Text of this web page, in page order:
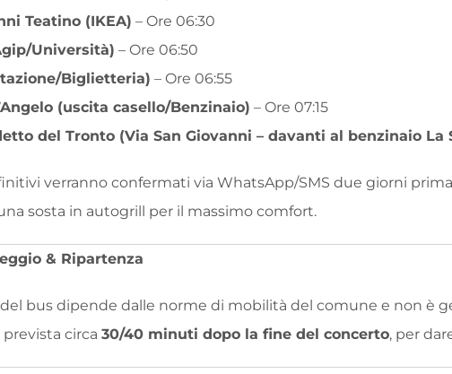
Teatino (IKEA) – Ore 06:30
Università) – Ore 06:50
Biglietteria) – Ore 06:55
(uscita casello/Benzinaio) – Ore 07:15
del Tronto (Via San Giovanni – davanti al benzinaio La
verranno confermati via WhatsApp/SMS due giorni
sosta in autogrill per il massimo comfort.
& Ripartenza
bus dipende dalle norme di mobilità del comune e non è
prevista circa30/40 minuti dopo la fine del concerto, per